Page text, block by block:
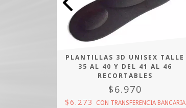
PLANTILLAS 3D UNISEX TALLE
35 AL 40 Y DEL 41 AL 46
RECORTABLES
$6.970
$6.273 CON TRANSFERENCIA BANCARIA